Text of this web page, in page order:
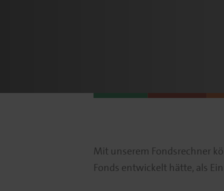
Mit unserem Fondsrechner
Fonds entwickelt hätte, als